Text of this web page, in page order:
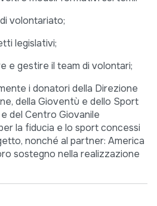
volontariato;
legislativi;
e gestire il team di volontari;
i donatori della Direzione
della Gioventù e dello Sport
del Centro Giovanile
la fiducia e lo sport concessi
nonché al partner: America
sostegno nella realizzazione